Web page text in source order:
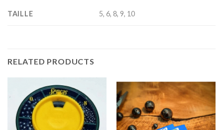
TAILLE 5, 6, 8, 9, 10
RELATED PRODUCTS